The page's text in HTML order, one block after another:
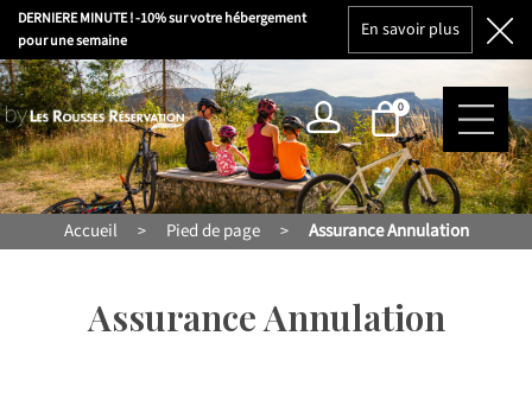
DERNIERE MINUTE ! -10% sur votre hébergement
pour une semaine
En savoir plus
0
Accueil > Pied de page > Assurance Annulation
Assurance Annulation